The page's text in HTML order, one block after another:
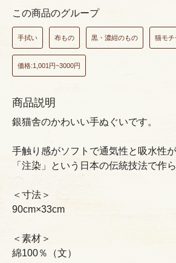
この商品のグループ
手拭い 布もの 黒・濃紺のもの 猫モ
価格:1,001円~3000円
商品説明
銀猫舎のかわいい手ぬぐいです。
手触り感がソフトで通気性と吸水性が
「注染」という日本の伝統技法で作
＜寸法＞
90cm×33cm
＜素材＞
綿100％（文）